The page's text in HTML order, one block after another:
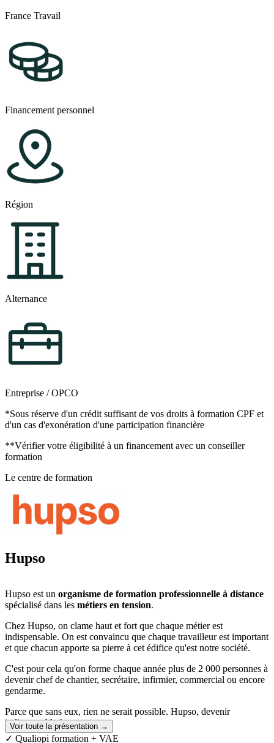
France Travail
Financement personnel
Région
Alternance
Entreprise / OPCO
*Sous réserve d'un crédit suffisant de vos droits à formation CPF et
d'un cas d'exonération d'une participation financière
**Vérifier votre éligibilité à un financement avec un conseiller
formation
Le centre de formation
Hupso
Hupso est un organisme de formation professionnelle à distance
spécialisé dans les métiers en tension.
Chez Hupso, on clame haut et fort que chaque métier est
indispensable. On est convaincu que chaque travailleur est important
et que chacun apporte sa pierre à cet édifice qu'est notre société.
C'est pour cela qu'on forme chaque année plus de 2 000 personnes à
devenir chef de chantier, secrétaire, infirmier, commercial ou encore
gendarme.
Parce que sans eux, rien ne serait possible. Hupso, devenir
indispensable !
Voir toute la présentation →
✓ Qualiopi formation + VAE